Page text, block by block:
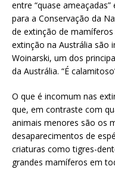
entre “quase
para a Conservação da
de extinção de
extinção na Austrália são
Woinarski, um dos
da Austrália. “É
O que é incomum nas
que, em contraste com
animais menores são os
desaparecimentos de
criaturas como tigres-
grandes mamíferos em